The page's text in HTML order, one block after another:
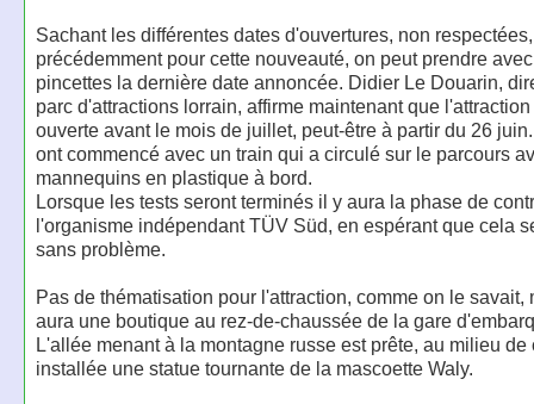
Sachant les différentes dates d'ouvertures, non
précédemment pour cette nouveauté, on peut prendre
pincettes la dernière date annoncée. Didier Le Douarin,
parc d'attractions lorrain, affirme maintenant que
ouverte avant le mois de juillet, peut-être à partir du 26
ont commencé avec un train qui a circulé sur le parcours
mannequins en plastique à bord.
Lorsque les tests seront terminés il y aura la phase de
l'organisme indépendant TÜV Süd, en espérant que cela
sans problème.
Pas de thématisation pour l'attraction, comme on le savait,
aura une boutique au rez-de-chaussée de la gare
L'allée menant à la montagne russe est prête, au milieu de
installée une statue tournante de la mascoette Waly.